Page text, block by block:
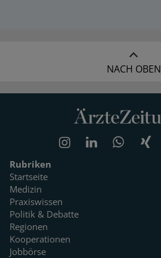
NACH OBEN
Rubriken
Startseite
Medizin
Praxiswissen
Politik & Debatte
Regionen
Kooperationen
Jobbörse